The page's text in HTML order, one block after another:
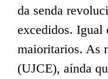
da senda
excedidos. Igual
maioritarios. As
(UJCE), aínda